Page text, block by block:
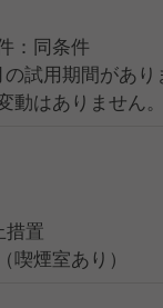
：同条件
試用期間があ
動はありません。
措置
喫煙室あり）